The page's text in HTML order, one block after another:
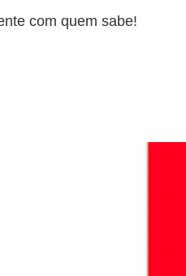
com quem sabe!